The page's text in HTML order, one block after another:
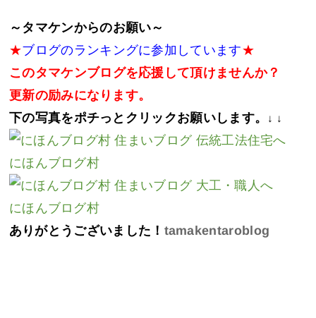
～タマケンからのお願い～
★ブログのランキングに参加しています★
このタマケンブログを応援して頂けませんか？
更新の励みになります。
下の写真をポチっとクリックお願いします。 ↓ ↓
にほんブログ村
にほんブログ村
ありがとうございました！tamakentaroblog